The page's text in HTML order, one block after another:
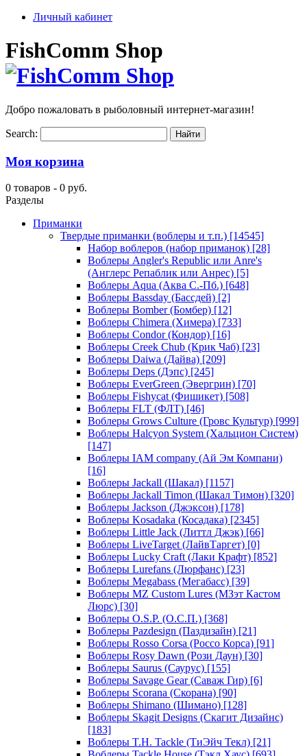
Личный кабинет
FishComm Shop
Добро пожаловать в рыболовный интернет-магазин!
Search:
Моя корзина
0 товаров - 0 руб.
Разделы
Приманки
Твердые приманки (воблеры и т.п.) [14545]
Набор воблеров (набор приманок) [28]
Воблеры Angler's Republic или Anre's
(Англерс Репаблик или Анрес) [5]
Воблеры Aqua (Аква С.-Пб.) [648]
Воблеры Bassday (Бассдей) [2]
Воблеры Bomber (Бомбер) [12]
Воблеры Chimera (Химера) [733]
Воблеры Condor (Кондор) [16]
Воблеры Creek Chub (Крик Чаб) [23]
Воблеры Daiwa (Дайва) [209]
Воблеры Deps (Дэпс) [245]
Воблеры EverGreen (Эвергрин) [70]
Воблеры Fishycat (Фишикет) [508]
Воблеры FLT (ФЛТ) [46]
Воблеры Grows Culture (Гровс Культур) [999]
Воблеры Halcyon System (Хальцион Систем)
[147]
Воблеры IAM company (Ай Эм Компани)
[16]
Воблеры Jackall (Шакал) [1157]
Воблеры Jackall Timon (Шакал Тимон) [320]
Воблеры Jackson (Джэксон) [178]
Воблеры Kosadaka (Косадака) [2345]
Воблеры Little Jack (Литтл Джэк) [66]
Воблеры LiveTarget (ЛайвТаргет) [0]
Воблеры Lucky Craft (Лаки Крафт) [852]
Воблеры Lurefans (Люрфанс) [23]
Воблеры Megabass (Мегабасс) [39]
Воблеры MZ Custom Lures (МЗэт Кастом
Люрс) [30]
Воблеры O.S.P. (О.С.П.) [368]
Воблеры Pazdesign (Паздизайн) [21]
Воблеры Rosso Corsa (Россо Корса) [91]
Воблеры Rosy Dawn (Рози Даун) [30]
Воблеры Saurus (Саурус) [155]
Воблеры Savage Gear (Саваж Гир) [6]
Воблеры Scorana (Скорана) [90]
Воблеры Shimano (Шимано) [128]
Воблеры Skagit Designs (Скагит Дизайнс)
[183]
Воблеры T.H. Tackle (ТиЭйч Текл) [21]